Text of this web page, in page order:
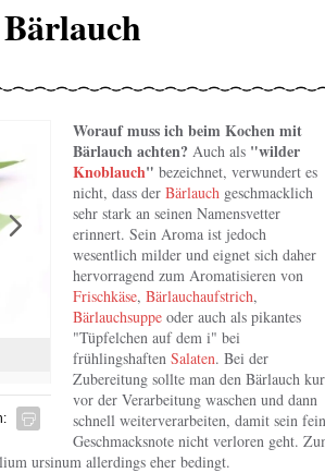
Bärlauch
Foto: Carmen Steiner - Fotolia.com
Next
Worauf muss ich beim Kochen mit
Bärlauch achten? Auch als "wilder
Knoblauch" bezeichnet, verwundert es
nicht, dass der Bärlauch geschmacklich
sehr stark an seinen Namensvetter
erinnert. Sein Aroma ist jedoch
wesentlich milder und eignet sich daher
hervorragend zum Aromatisieren von
Frischkäse, Bärlauchaufstrich,
Bärlauchsuppe oder auch als pikantes
"Tüpfelchen auf dem i" bei
frühlingshaften Salaten. Bei der
Zubereitung sollte man den Bärlauch
vor der Verarbeitung waschen und dann
schnell weiterverarbeiten, damit sein
Geschmacksnote nicht verloren geht.
ursinum allerdings eher bedingt.